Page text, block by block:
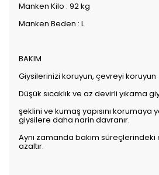
Manken Kilo : 92 kg
Manken Beden : L
BAKIM
Giysilerinizi koruyun, çevreyi koruyun
Düşük sıcaklık ve az devirli yıkama
şeklini ve kumaş yapısını korumaya
giysilere daha narin davranır.
Aynı zamanda bakım
azaltır.